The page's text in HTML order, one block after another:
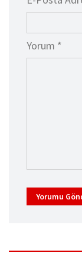
Yorum *
Yorumu